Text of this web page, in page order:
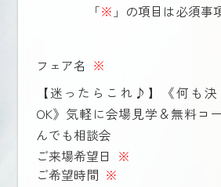
「※ 」の項目は必須事
フェア名 ※
【迷ったらこれ♪】《何も
OK》気軽に会場見学＆無料コ
んでも相談会
ご来場希望日 ※
ご希望時間 ※